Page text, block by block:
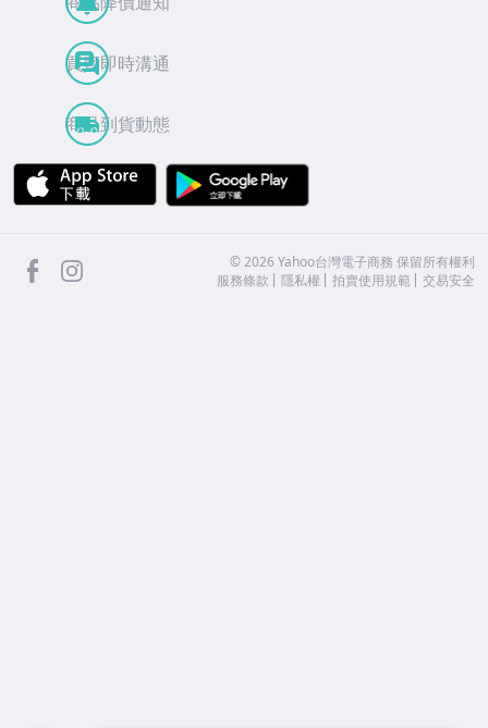
買賣即時溝通
商品到貨動態
APP Store
facebook ©2026 Yahoo台灣電子商務 保留所有權利
服務條款
隱私權 拍賣使用規範 交易安全